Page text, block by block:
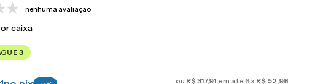
nenhuma avaliação
caixa
3
ou R$317,91 em até6x R$ 52,98